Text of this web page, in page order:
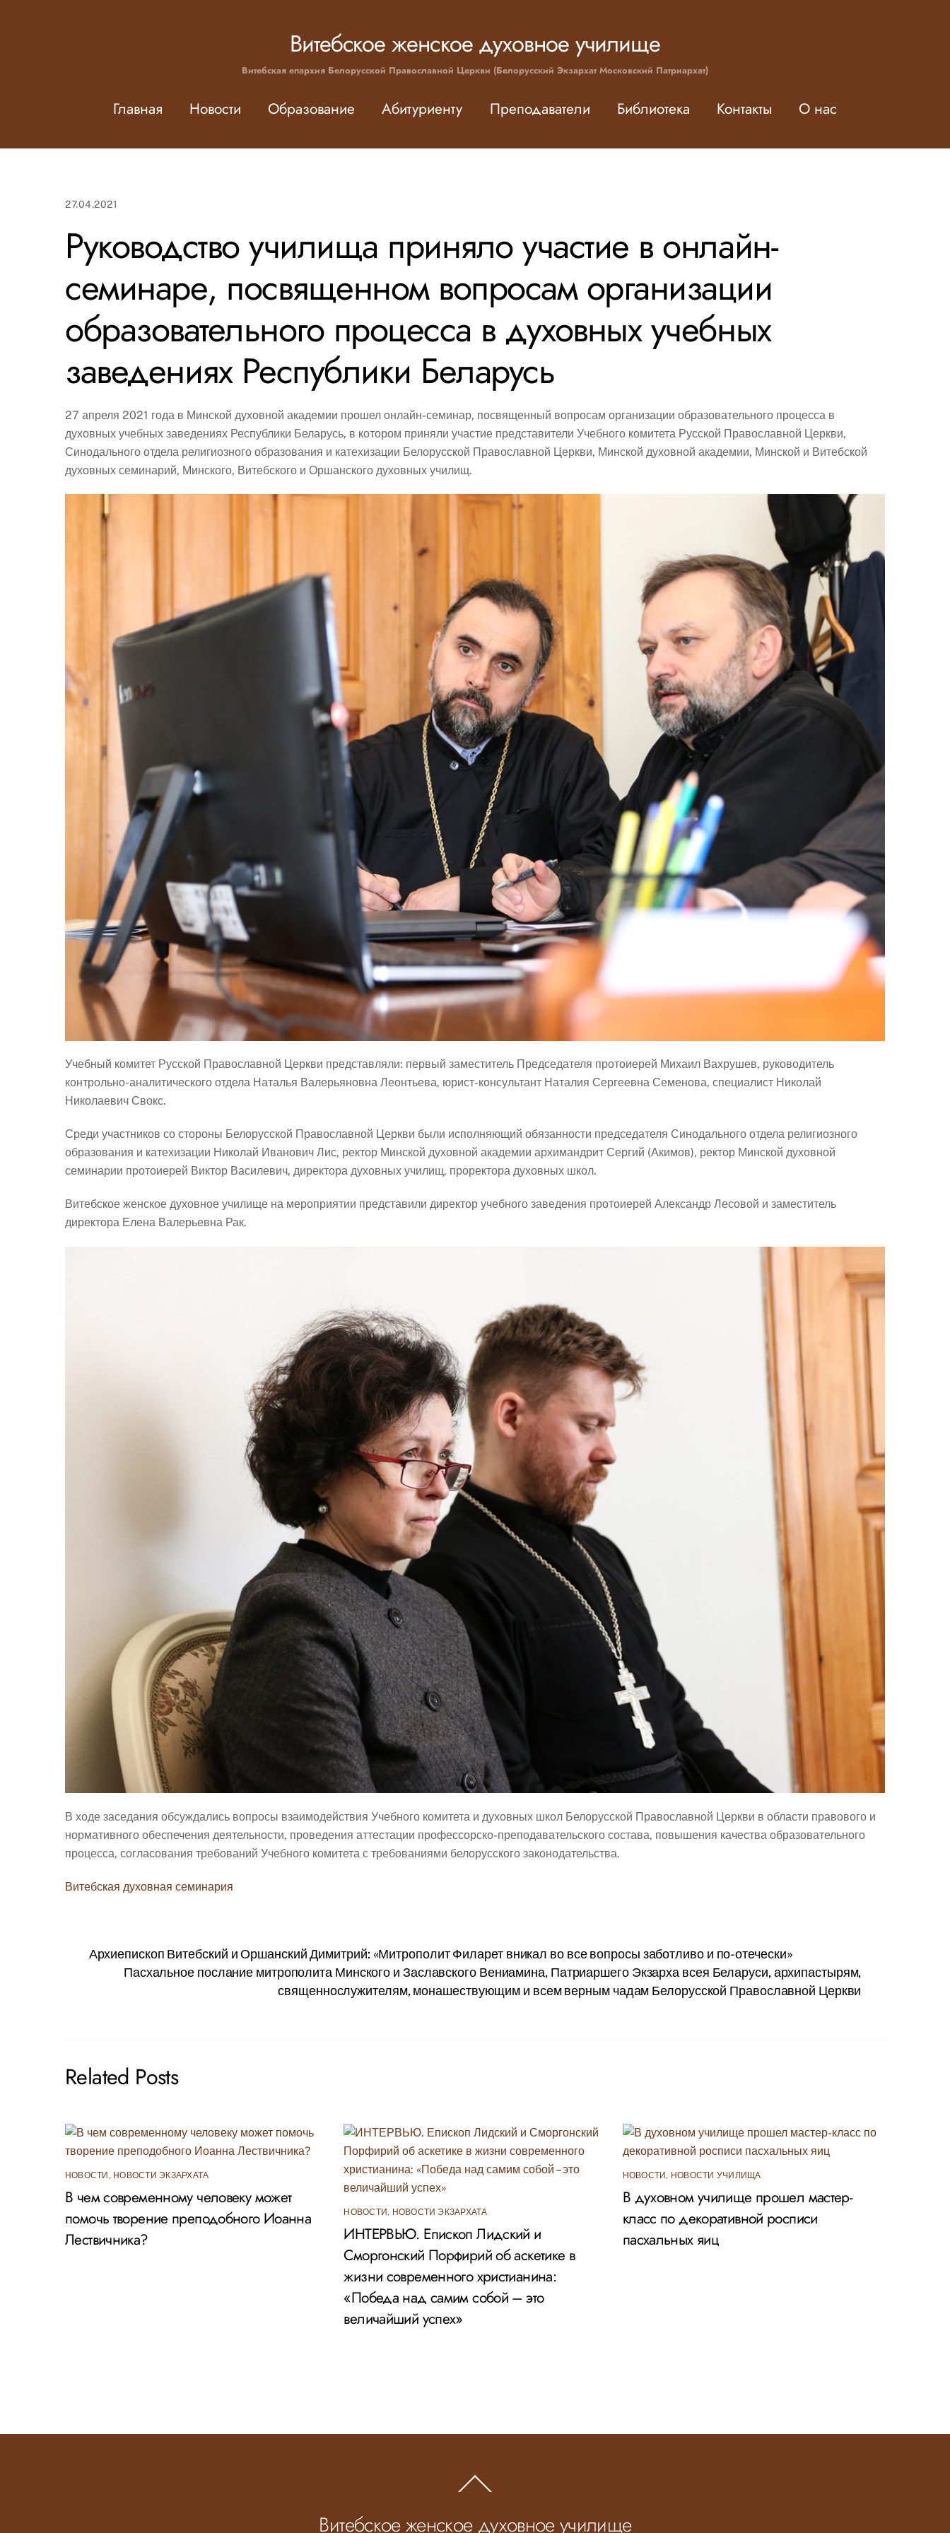
Витебское женское духовное училище
Витебская епархия Белорусской Православной Церкви (Белорусский Экзархат Московский Патриархат)
Главная Новости Образование Абитуриенту Преподаватели Библиотека Контакты О нас
27.04.2021
Руководство училища приняло участие в онлайн-
семинаре, посвященном вопросам организации
образовательного процесса в духовных учебных
заведениях Республики Беларусь
27 апреля 2021 года в Минской духовной академии прошел онлайн-семинар, посвященный вопросам организации образовательного процесса в
духовных учебных заведениях Республики Беларусь, в котором приняли участие представители Учебного комитета Русской Православной Церкви,
Синодального отдела религиозного образования и катехизации Белорусской Православной Церкви, Минской духовной академии, Минской и Витебской
духовных семинарий, Минского, Витебского и Оршанского духовных училищ.
Учебный комитет Русской Православной Церкви представляли: первый заместитель Председателя протоиерей Михаил Вахрушев, руководитель
контрольно-аналитического отдела Наталья Валерьяновна Леонтьева, юрист-консультант Наталия Сергеевна Семенова, специалист Николай
Николаевич Свокс.
Среди участников со стороны Белорусской Православной Церкви были исполняющий обязанности председателя Синодального отдела религиозного
образования и катехизации Николай Иванович Лис, ректор Минской духовной академии архимандрит Сергий (Акимов), ректор Минской духовной
семинарии протоиерей Виктор Василевич, директора духовных училищ, проректора духовных школ.
Витебское женское духовное училище на мероприятии представили директор учебного заведения протоиерей Александр Лесовой и заместитель
директора Елена Валерьевна Рак.
В ходе заседания обсуждались вопросы взаимодействия Учебного комитета и духовных школ Белорусской Православной Церкви в области правового и
нормативного обеспечения деятельности, проведения аттестации профессорско-преподавательского состава, повышения качества образовательного
процесса, согласования требований Учебного комитета с требованиями белорусского законодательства.
Витебская духовная семинария
Архиепископ Витебский и Оршанский Димитрий: «Митрополит Филарет вникал во все вопросы заботливо и по-отечески»
Пасхальное послание митрополита Минского и Заславского Вениамина, Патриаршего Экзарха всея Беларуси, архипастырям,
священнослужителям, монашествующим и всем верным чадам Белорусской Православной Церкви
Related Posts
НОВОСТИ , НОВОСТИ ЭКЗАРХАТА
В чем современному человеку может
помочь творение преподобного Иоанна
Лествичника?
НОВОСТИ, НОВОСТИ ЭКЗАРХАТА
ИНТЕРВЬЮ. Епископ Лидский и
Сморгонский Порфирий об аскетике в
жизни современного христианина:
«Победа над самим собой – это
величайший успех»
НОВОСТИ, НОВОСТИ УЧИЛИЩА
В духовном училище прошел мастер-
класс по декоративной росписи
пасхальных яиц
To
Витебское женское духовное училище